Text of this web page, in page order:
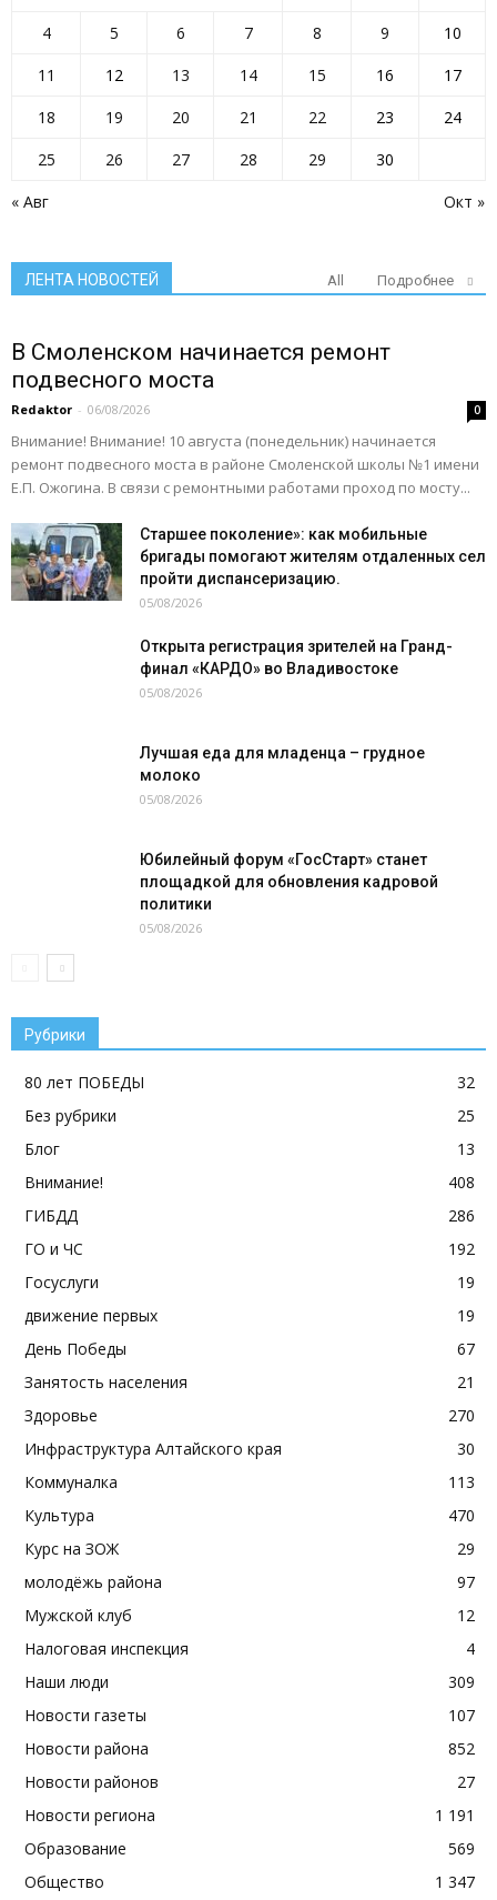
« Авг Окт »
4
5 6 7 8 9
10
11
12 13 14 15 16
17
18
19 20 21 22 23
24
25
26 27 28 29 30
ЛЕНТА НОВОСТЕЙ All Подробнее
В Смоленском начинается ремонт
подвесного моста
Redaktor - 06/08/2026 0
Внимание! Внимание! 10 августа (понедельник) начинается
ремонт подвесного моста в районе Смоленской школы №1 имени
Е.П. Ожогина. В связи с ремонтными работами проход по мосту...
Старшее поколение»: как мобильные
бригады помогают жителям отдаленных сел
пройти диспансеризацию.
05/08/2026
Открыта регистрация зрителей на Гранд-
финал «КАРДО» во Владивостоке
05/08/2026
Лучшая еда для младенца – грудное
молоко
05/08/2026
Юбилейный форум «ГосСтарт» станет
площадкой для обновления кадровой
политики
05/08/2026
Рубрики
80 лет ПОБЕДЫ
32
Без рубрики
25
Блог
13
Внимание!
408
ГИБДД
286
ГО и ЧС
192
Госуслуги
19
движение первых
19
День Победы
67
Занятость населения
21
Здоровье
270
Инфраструктура Алтайского края
30
Коммуналка
113
Культура
470
Курс на ЗОЖ
29
молодёжь района
97
Мужской клуб
12
Налоговая инспекция
4
Наши люди
309
Новости газеты
107
Новости района
852
Новости районов
27
Новости региона
1 191
Образование
569
Общество
1 347